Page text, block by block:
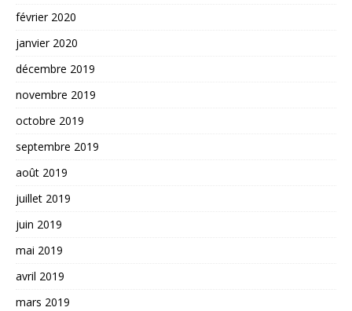
février 2020
janvier 2020
décembre 2019
novembre 2019
octobre 2019
septembre 2019
août 2019
juillet 2019
juin 2019
mai 2019
avril 2019
mars 2019